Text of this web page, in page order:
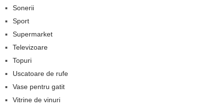
Sonerii
Sport
Supermarket
Televizoare
Topuri
Uscatoare de rufe
Vase pentru gatit
Vitrine de vinuri